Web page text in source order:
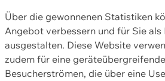
Über die gewonnenen Statistiken
Angebot verbessern und für Sie
ausgestalten. Diese Website
zudem für eine
Besucherströmen, die über eine